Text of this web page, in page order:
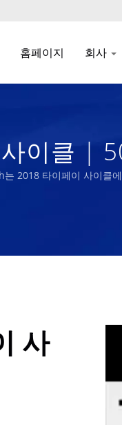
홈페이지 회사
이클 |
| Nam
2018 타이페이 사이클
사